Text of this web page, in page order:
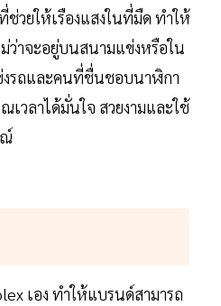
ช่วยให้เรืองแสงในที่มืด ทำให้
ว่าจะอยู่บนสนามแข่งหรือใน
รถและคนที่ชื่นชอบนาฬิกา
เวลาได้มั่นใจ สวยงามและใช้
เอง ทำให้แบรนด์สามารถ